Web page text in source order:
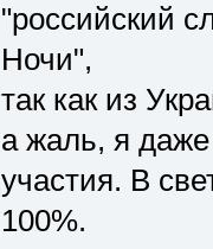
"российский
Ночи",
так как из
а жаль, я даже
участия. В
100%.